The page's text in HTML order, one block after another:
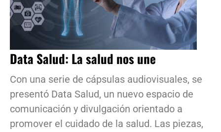
Data Salud: La salud nos une
Con una serie de cápsulas audiovisuales, se
presentó Data Salud, un nuevo espacio de
comunicación y divulgación orientado a
promover el cuidado de la salud. Las piezas,